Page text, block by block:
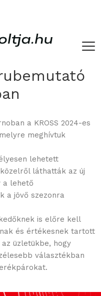
a KROSS 2024-es
meghívtuk
lehetett
láthatták az új
a lehető
a jövő szezonra
is előre kell
és értékesnek tartott
üzletükbe, hogy
választékban